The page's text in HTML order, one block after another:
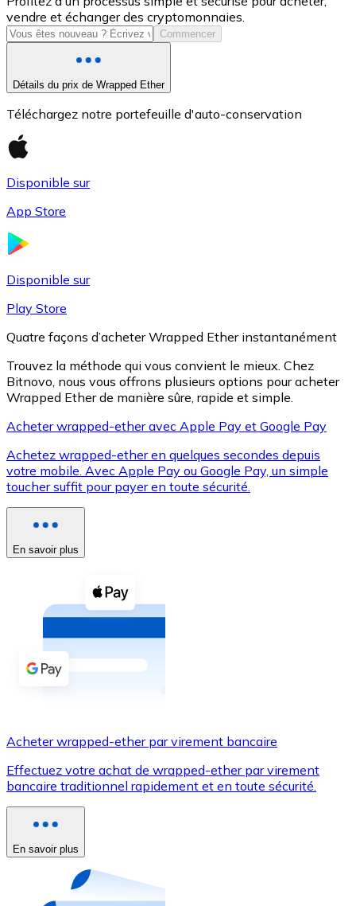
USDC
XRP
XRP
Voir toutes
Coupons crypto
Achetez des cryptomonnaies en espèces et d'autres
Acheter avec espèces
Virement SEPA
Utilisez les cartes Visa et Mastercard pour acheter
Acheter avec carte
Nouveau
Achetez des cartes-cadeaux de vos marques
vendre et échanger des cryptomonnaies.
Commencer
Détails du prix de Wrapped Ether
Téléchargez notre portefeuille d'auto-conservation
Disponible sur
App Store
Disponible sur
Play Store
Quatre façons d’acheter Wrapped Ether instantanément
Trouvez la méthode qui vous convient le mieux. Chez
Bitnovo, nous vous offrons plusieurs options pour acheter
Wrapped Ether de manière sûre, rapide et simple.
Acheter wrapped-ether avec Apple Pay et Google Pay
Achetez wrapped-ether en quelques secondes depuis
votre mobile. Avec Apple Pay ou Google Pay, un simple
toucher suffit pour payer en toute sécurité.
En savoir plus
Acheter wrapped-ether par virement bancaire
Effectuez votre achat de wrapped-ether par virement
bancaire traditionnel rapidement et en toute sécurité.
En savoir plus